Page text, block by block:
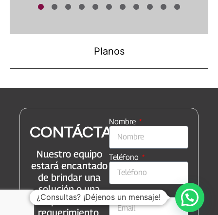
Planos
CONTÁCTANOS
Nuestro equipo
estará encantado
de brindar una
solución o una
respuesta a su
requerimiento.
Nombre
Teléfono
Email
¿Consultas? ¡Déjenos un mensaje!